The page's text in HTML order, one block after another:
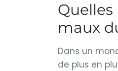
maux
Dans un
de plus en